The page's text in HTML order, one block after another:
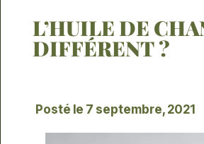
L’HUILE DE
DIFFÉRENT ?
Posté le 7 septembre, 2021